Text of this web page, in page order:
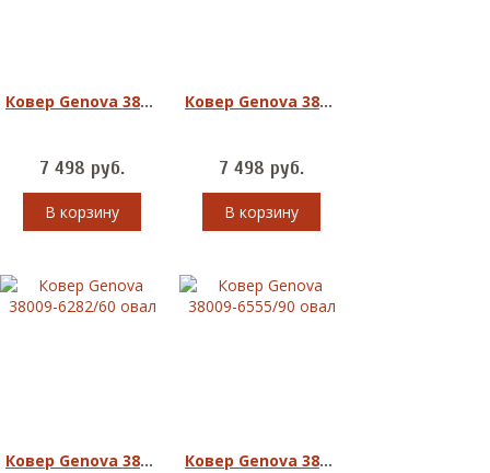
Ковер Genova 38007-1212/10 овал
7 498 руб.
В корзину
Ковер Genova 38009-6262/60 овал
7 498 руб.
В корзину
Ковер Genova 38009-6282/60 овал Ковер Genova 38009-6555/90 овал